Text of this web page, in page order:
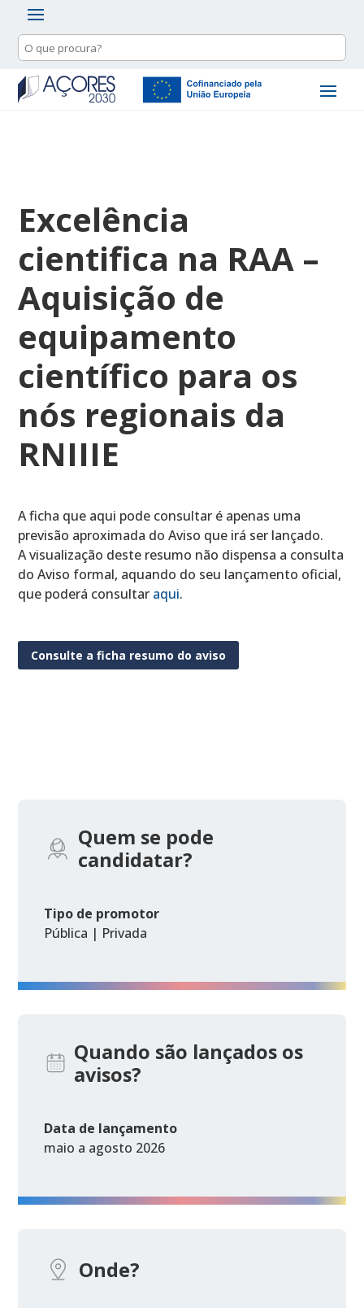
Excelência
cientifica na RAA –
Aquisição de
equipamento
científico para os
nós regionais da
RNIIIE
A ficha que aqui pode consultar é apenas uma
previsão aproximada do Aviso que irá ser lançado.
A visualização deste resumo não dispensa a consulta
do Aviso formal, aquando do seu lançamento oficial,
que poderá consultar aqui.
Consulte a ficha resumo do aviso
Quem se pode
candidatar?
Tipo de promotor
Pública | Privada
Quando são lançados os
avisos?
Data de lançamento
maio a agosto 2026
Onde?